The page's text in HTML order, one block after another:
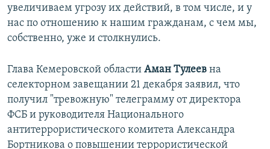
увеличиваем угрозу их действий, в том числе, и у
нас по отношению к нашим гражданам, с чем мы,
собственно, уже и столкнулись.
Глава Кемеровской области Аман Тулеев на
селекторном завещании 21 декабря заявил, что
получил "тревожную" телеграмму от директора
ФСБ и руководителя Национального
антитеррористического комитета Александра
Бортникова о повышении террористической